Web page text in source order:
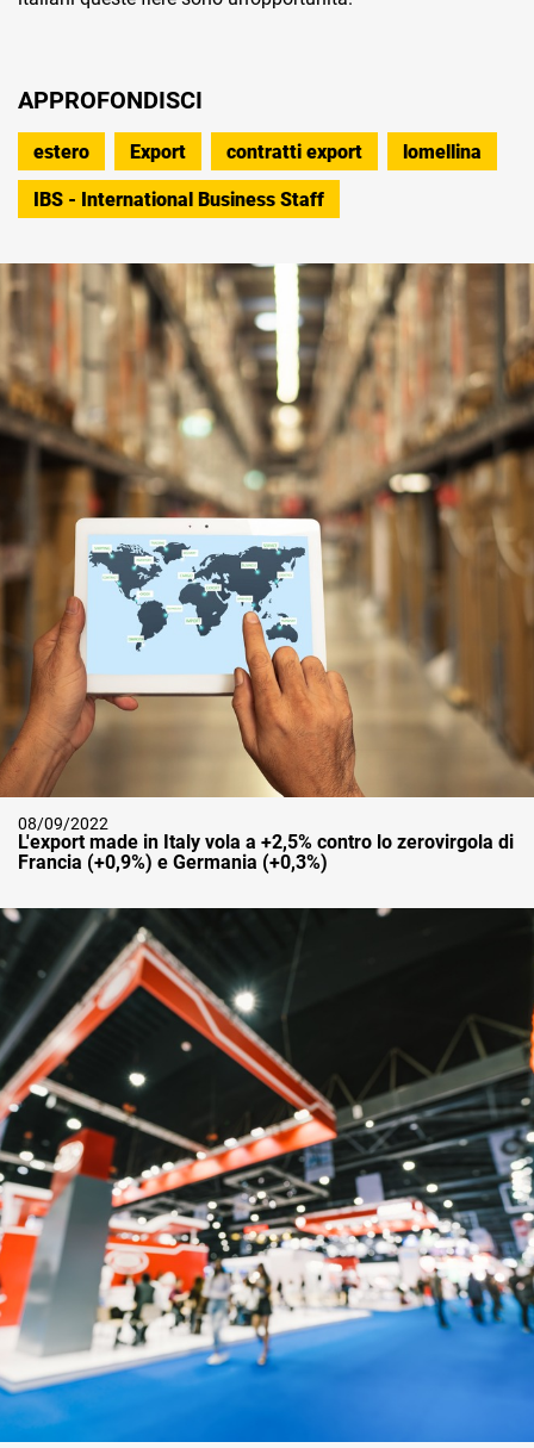
APPROFONDISCI
estero Export contratti export lomellina
IBS - International Business Staff
08/09/2022
L'export made in Italy vola a +2,5% contro lo zerovirgola di
Francia (+0,9%) e Germania (+0,3%)